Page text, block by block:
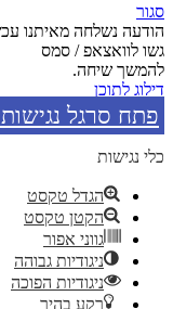
סגור
הודעה נשלחה מאיתנו
גשו לוואצאפ / סמס
להמשך שיחה.
דילוג לתוכן
פתח סרגל נגישות
כלי נגישות
הגדל טקסט
הקטן טקסט
גווני אפור
ניגודיות גבוהה
ניגודיות הפוכה
רקע בהיר